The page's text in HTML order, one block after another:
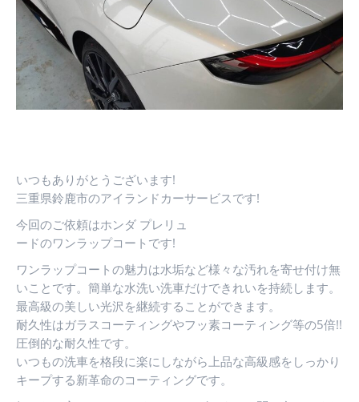
いつもありがとうございます!
三重県鈴鹿市のアイランドカーサービスです!
今回のご依頼はホンダ プレリュ
ードのワンラップコートです!
ワンラップコートの魅力は水垢など様々な汚れを寄せ付け無
いことです。簡単な水洗い洗車だけできれいを持続します。
最高級の美しい光沢を継続することができます。
耐久性はガラスコーティングやフッ素コーティング等の5倍!!
圧倒的な耐久性です。
いつもの洗車を格段に楽にしながら上品な高級感をしっかり
キープする新革命のコーティングです。